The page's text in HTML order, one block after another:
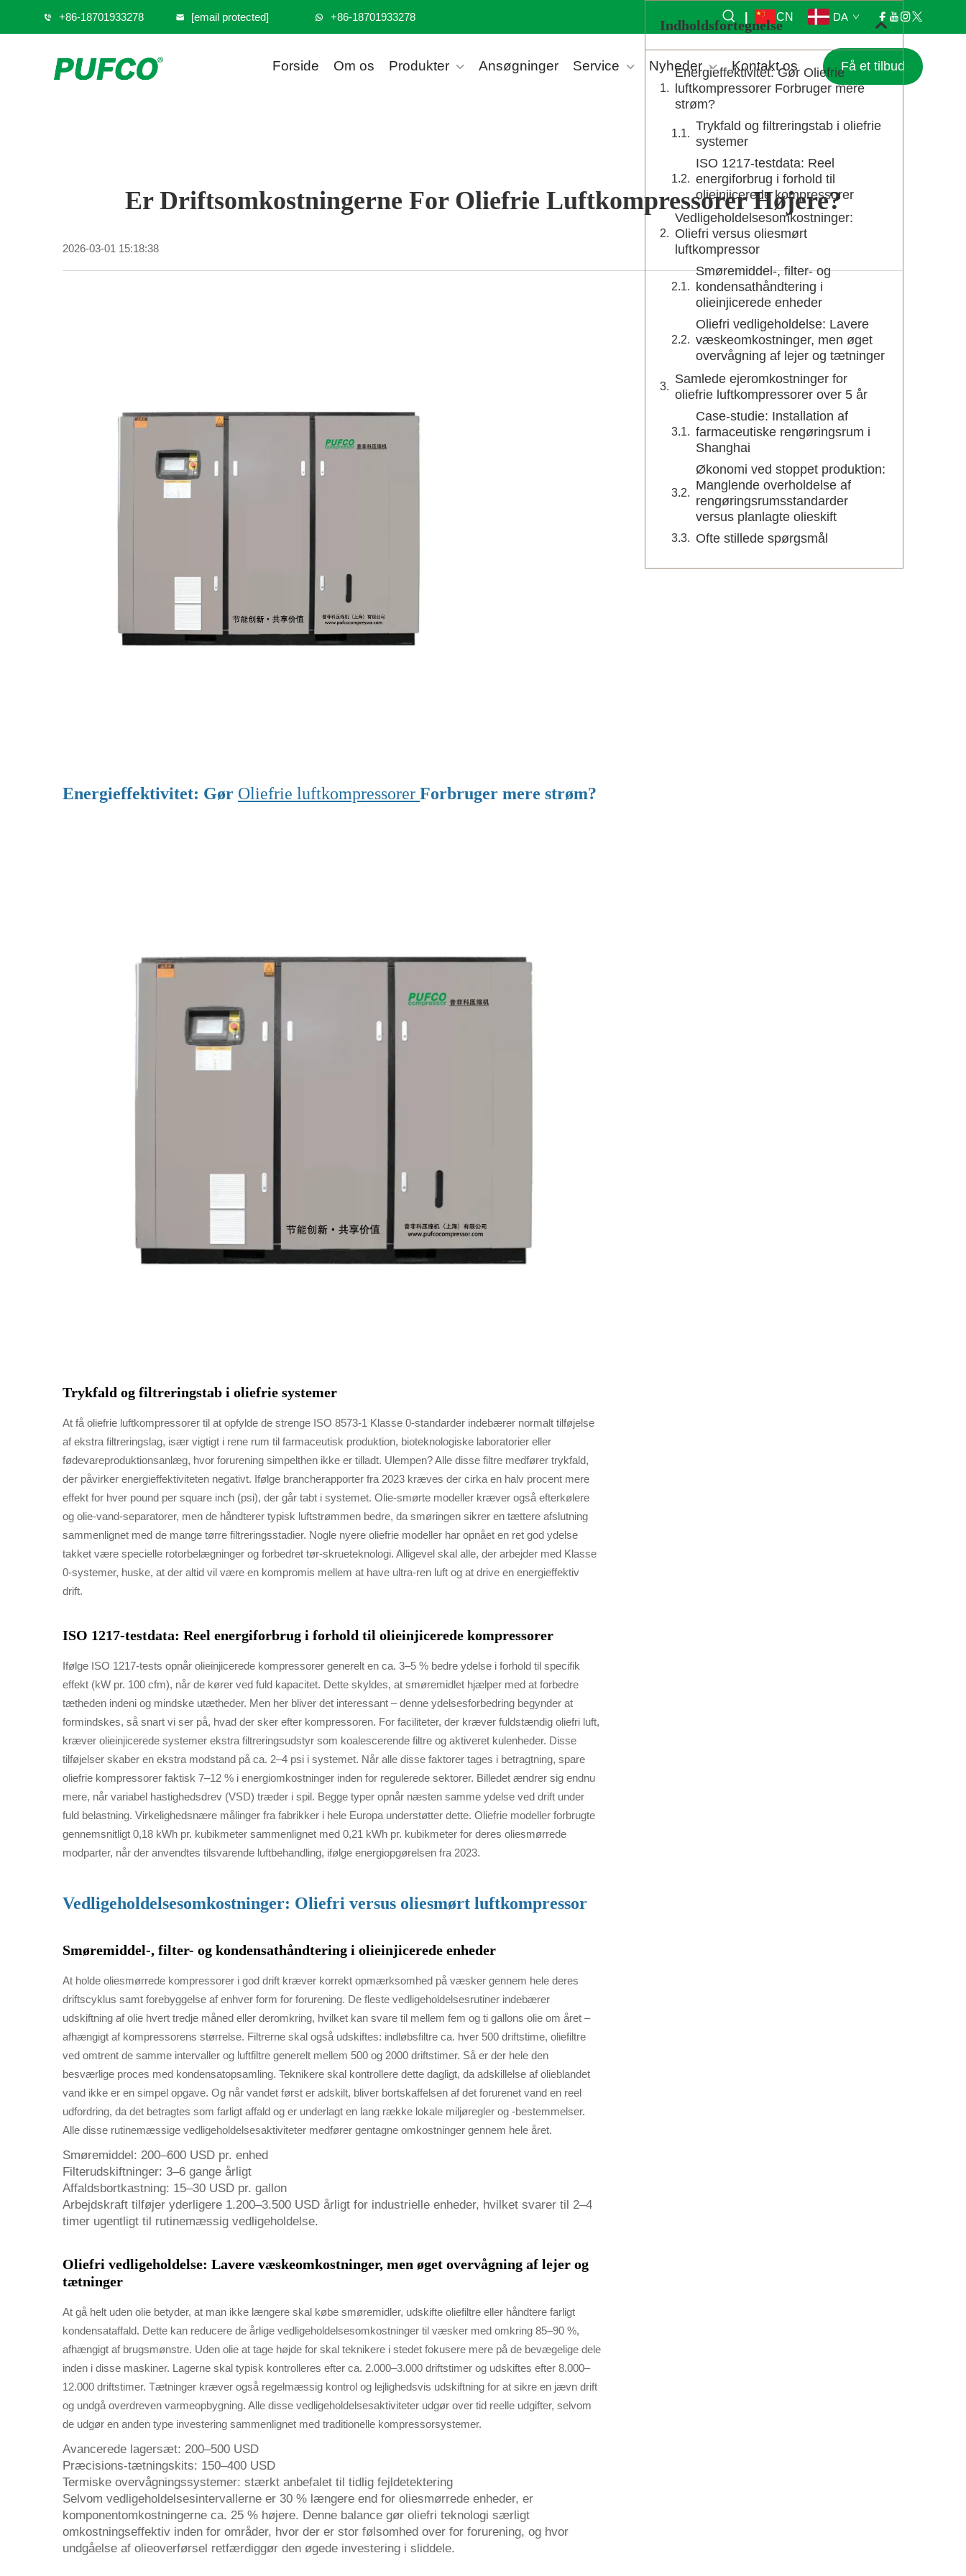
+86-18701933278 [email protected] +86-18701933278 CN DA
Forside Om os Produkter Ansøgninger Service Nyheder Kontakt os Få et tilbud
Er Driftsomkostningerne For Oliefrie Luftkompressorer Højere?
2026-03-01 15:18:38
Energieffektivitet: Gør Oliefrie luftkompressorer Forbruger mere strøm?
Trykfald og filtreringstab i oliefrie systemer
At få oliefrie luftkompressorer til at opfylde de strenge ISO 8573-1 Klasse 0-standarder indebærer normalt tilføjelse
af ekstra filtreringslag, især vigtigt i rene rum til farmaceutisk produktion, bioteknologiske laboratorier eller
fødevareproduktionsanlæg, hvor forurening simpelthen ikke er tilladt. Ulempen? Alle disse filtre medfører trykfald,
der påvirker energieffektiviteten negativt. Ifølge brancherapporter fra 2023 kræves der cirka en halv procent mere
effekt for hver pound per square inch (psi), der går tabt i systemet. Olie-smørte modeller kræver også efterkølere
og olie-vand-separatorer, men de håndterer typisk luftstrømmen bedre, da smøringen sikrer en tættere afslutning
sammenlignet med de mange tørre filtreringsstadier. Nogle nyere oliefrie modeller har opnået en ret god ydelse
takket være specielle rotorbelægninger og forbedret tør-skrueteknologi. Alligevel skal alle, der arbejder med Klasse
0-systemer, huske, at der altid vil være en kompromis mellem at have ultra-ren luft og at drive en energieffektiv
drift.
ISO 1217-testdata: Reel energiforbrug i forhold til olieinjicerede kompressorer
Ifølge ISO 1217-tests opnår olieinjicerede kompressorer generelt en ca. 3–5 % bedre ydelse i forhold til specifik
effekt (kW pr. 100 cfm), når de kører ved fuld kapacitet. Dette skyldes, at smøremidlet hjælper med at forbedre
tætheden indeni og mindske utætheder. Men her bliver det interessant – denne ydelsesforbedring begynder at
formindskes, så snart vi ser på, hvad der sker efter kompressoren. For faciliteter, der kræver fuldstændig oliefri luft,
kræver olieinjicerede systemer ekstra filtreringsudstyr som koalescerende filtre og aktiveret kulenheder. Disse
tilføjelser skaber en ekstra modstand på ca. 2–4 psi i systemet. Når alle disse faktorer tages i betragtning, spare
oliefrie kompressorer faktisk 7–12 % i energiomkostninger inden for regulerede sektorer. Billedet ændrer sig endnu
mere, når variabel hastighedsdrev (VSD) træder i spil. Begge typer opnår næsten samme ydelse ved drift under
fuld belastning. Virkelighedsnære målinger fra fabrikker i hele Europa understøtter dette. Oliefrie modeller forbrugte
gennemsnitligt 0,18 kWh pr. kubikmeter sammenlignet med 0,21 kWh pr. kubikmeter for deres oliesmørrede
modparter, når der anvendtes tilsvarende luftbehandling, ifølge energiopgørelsen fra 2023.
Vedligeholdelsesomkostninger: Oliefri versus oliesmørt luftkompressor
Smøremiddel-, filter- og kondensathåndtering i olieinjicerede enheder
At holde oliesmørrede kompressorer i god drift kræver korrekt opmærksomhed på væsker gennem hele deres
driftscyklus samt forebyggelse af enhver form for forurening. De fleste vedligeholdelsesrutiner indebærer
udskiftning af olie hvert tredje måned eller deromkring, hvilket kan svare til mellem fem og ti gallons olie om året –
afhængigt af kompressorens størrelse. Filtrerne skal også udskiftes: indløbsfiltre ca. hver 500 driftstime, oliefiltre
ved omtrent de samme intervaller og luftfiltre generelt mellem 500 og 2000 driftstimer. Så er der hele den
besværlige proces med kondensatopsamling. Teknikere skal kontrollere dette dagligt, da adskillelse af olieblandet
vand ikke er en simpel opgave. Og når vandet først er adskilt, bliver bortskaffelsen af det forurenet vand en reel
udfordring, da det betragtes som farligt affald og er underlagt en lang række lokale miljøregler og -bestemmelser.
Alle disse rutinemæssige vedligeholdelsesaktiviteter medfører gentagne omkostninger gennem hele året.
Smøremiddel: 200–600 USD pr. enhed
Filterudskiftninger: 3–6 gange årligt
Affaldsbortkastning: 15–30 USD pr. gallon
Arbejdskraft tilføjer yderligere 1.200–3.500 USD årligt for industrielle enheder, hvilket svarer til 2–4
timer ugentligt til rutinemæssig vedligeholdelse.
Oliefri vedligeholdelse: Lavere væskeomkostninger, men øget overvågning af lejer og
tætninger
At gå helt uden olie betyder, at man ikke længere skal købe smøremidler, udskifte oliefiltre eller håndtere farligt
kondensataffald. Dette kan reducere de årlige vedligeholdelsesomkostninger til væsker med omkring 85–90 %,
afhængigt af brugsmønstre. Uden olie at tage højde for skal teknikere i stedet fokusere mere på de bevægelige dele
inden i disse maskiner. Lagerne skal typisk kontrolleres efter ca. 2.000–3.000 driftstimer og udskiftes efter 8.000–
12.000 driftstimer. Tætninger kræver også regelmæssig kontrol og lejlighedsvis udskiftning for at sikre en jævn drift
og undgå overdreven varmeopbygning. Alle disse vedligeholdelsesaktiviteter udgør over tid reelle udgifter, selvom
de udgør en anden type investering sammenlignet med traditionelle kompressorsystemer.
Avancerede lagersæt: 200–500 USD
Præcisions-tætningskits: 150–400 USD
Termiske overvågningssystemer: stærkt anbefalet til tidlig fejldetektering
Selvom vedligeholdelsesintervallerne er 30 % længere end for oliesmørrede enheder, er
komponentomkostningerne ca. 25 % højere. Denne balance gør oliefri teknologi særligt
omkostningseffektiv inden for områder, hvor der er stor følsomhed over for forurening, og hvor
undgåelse af olieoverførsel retfærdiggør den øgede investering i sliddele.
Indholdsfortegnelse
Energieffektivitet: Gør Oliefrie
luftkompressorer Forbruger mere
strøm?
Trykfald og filtreringstab i oliefrie
systemer
ISO 1217-testdata: Reel
energiforbrug i forhold til
olieinjicerede kompressorer
Vedligeholdelsesomkostninger:
Oliefri versus oliesmørt
luftkompressor
Smøremiddel-, filter- og
kondensathåndtering i
olieinjicerede enheder
Oliefri vedligeholdelse: Lavere
væskeomkostninger, men øget
overvågning af lejer og tætninger
Samlede ejeromkostninger for
oliefrie luftkompressorer over 5 år
Case-studie: Installation af
farmaceutiske rengøringsrum i
Shanghai
Økonomi ved stoppet produktion:
Manglende overholdelse af
rengøringsrumsstandarder
versus planlagte olieskift
Ofte stillede spørgsmål